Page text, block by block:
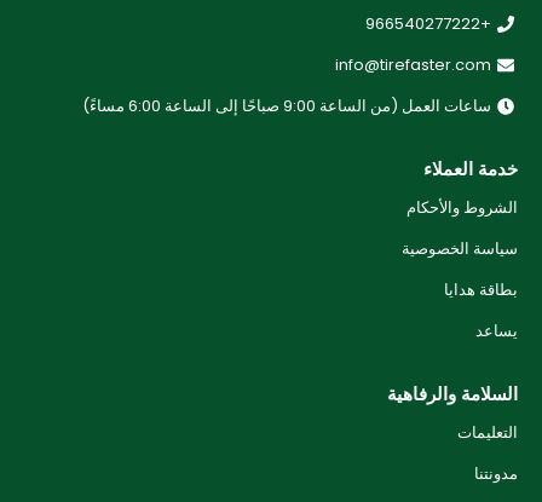
+966540277222
info@tirefaster.com
ساعات العمل (من الساعة 9:00 صباحًا إلى الساعة 6:00 مساءً)
خدمة العملاء
الشروط والأحكام
سياسة الخصوصية
بطاقة هدايا
يساعد
السلامة والرفاهية
التعليمات
مدونتنا